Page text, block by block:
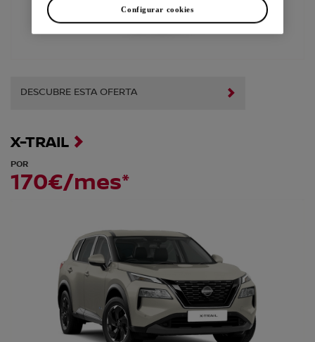
DESCUBRE ESTA OFERTA
X-TRAIL
POR
170€/mes*
Configurar cookies